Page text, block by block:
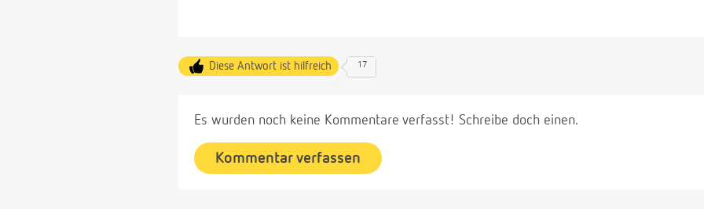
Diese Antwort ist hilfreich 17
Es wurden noch keine Kommentare verfasst! Schreibe doch einen.
Kommentar verfassen